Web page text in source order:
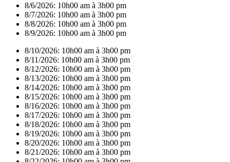
8/6/2026: 10h00 am à 3h00 pm
8/7/2026: 10h00 am à 3h00 pm
8/8/2026: 10h00 am à 3h00 pm
8/9/2026: 10h00 am à 3h00 pm
8/10/2026: 10h00 am à 3h00 pm
8/11/2026: 10h00 am à 3h00 pm
8/12/2026: 10h00 am à 3h00 pm
8/13/2026: 10h00 am à 3h00 pm
8/14/2026: 10h00 am à 3h00 pm
8/15/2026: 10h00 am à 3h00 pm
8/16/2026: 10h00 am à 3h00 pm
8/17/2026: 10h00 am à 3h00 pm
8/18/2026: 10h00 am à 3h00 pm
8/19/2026: 10h00 am à 3h00 pm
8/20/2026: 10h00 am à 3h00 pm
8/21/2026: 10h00 am à 3h00 pm